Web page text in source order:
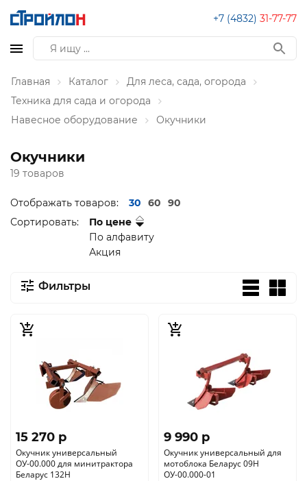
+7 (4832) 31-77-77
Главная Каталог
Для леса, сада, огорода
Техника для сада и огорода
Навесное оборудование
Окучники
Окучники
19 товаров
Отображать товаров: 30 60
90
Сортировать:
По цене
По алфавиту
Акция
Фильтры
15 270 p
Окучник универсальный
ОУ-00.000 для минитрактора
Беларус 132Н
9 990 p
Окучник универсальный для
мотоблока Беларус 09Н
ОУ-00.000-01